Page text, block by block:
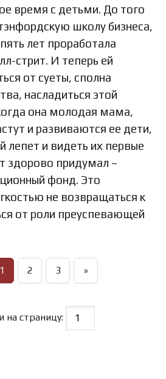
время с детьми. До того
школу бизнеса,
лет проработала
стрит. И теперь ей
от суеты, сполна
насладиться этой
она молодая мама,
и развиваются ее дети,
лепет и видеть их первые
здорово придумал –
фонд. Это
не возвращаться к
от роли преуспевающей
1 2 3 »
на страницу: